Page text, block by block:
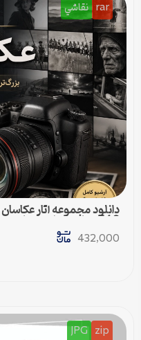
rar نقاشي
540 عکاس مطرح دنیا
432,000
zip
JPG